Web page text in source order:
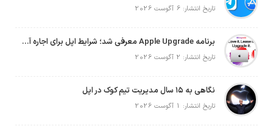
تاریخ انتشار: 6 آگوست 2026
برنامه Apple Upgrade معرفی شد؛ شرایط اپل برای اجاره آیفون، آیپد، مک و اپل واچ
تاریخ انتشار: 2 آگوست 2026
نگاهی به ۱۵ سال مدیریت تیم کوک در اپل
تاریخ انتشار: 1 آگوست 2026